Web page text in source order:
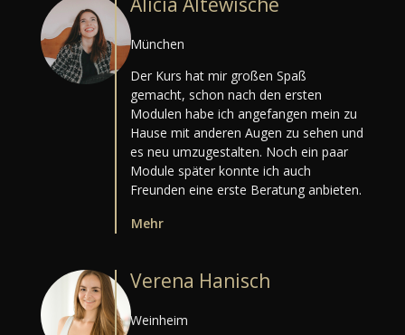
München
Der Kurs hat mir großen Spaß
gemacht, schon nach den ersten
Modulen habe ich angefangen mein zu
Hause mit anderen Augen zu sehen und
es neu umzugestalten. Noch ein paar
Module später konnte ich auch
Freunden eine erste Beratung anbieten.
Mehr
Verena Hanisch
Weinheim